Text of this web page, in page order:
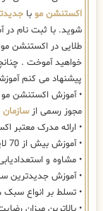
مجوز رسمی از
• ارائه مدرک معتبر
• آموزش بیش از 70 لاین تخصصی از مبتدی تا فوق پیشرفته
• مشاوه و
• آموزش جدیدترین
• تسلط بر انواع سبک
• بالاترین میزان
• تعیین سطح
مراحل آموزش
در دوره آموزش
اکستنشن موبه صورت